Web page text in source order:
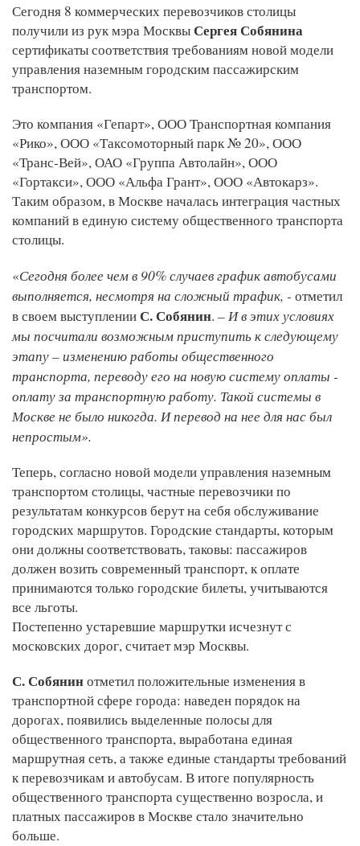
Сегодня 8 коммерческих перевозчиков столицы
получили из рук мэра МосквыСергея Собянина
сертификаты соответствия требованиям новой модели
управления наземным городским пассажирским
транспортом.
Это компания «Гепарт», ООО Транспортная компания
«Рико», ООО «Таксомоторный парк № 20», ООО
«Транс-Вей», ОАО «Группа Автолайн», ООО
«Гортакси», ООО «Альфа Грант», ООО «Автокарз».
Таким образом, в Москве началась интеграция частных
компаний в единую систему общественного транспорта
столицы.
«Сегодня более чем в 90% случаев график автобусами
выполняется, несмотря на сложный трафик, - отметил
в своем выступленииС. Собянин. – И в этих условиях
мы посчитали возможным приступить к следующему
этапу – изменению работы общественного
транспорта, переводу его на новую систему оплаты -
оплату за транспортную работу. Такой системы в
Москве не было никогда. И перевод на нее для нас был
непростым».
Теперь, согласно новой модели управления наземным
транспортом столицы, частные перевозчики по
результатам конкурсов берут на себя обслуживание
городских маршрутов. Городские стандарты, которым
они должны соответствовать, таковы: пассажиров
должен возить современный транспорт, к оплате
принимаются только городские билеты, учитываются
все льготы.
Постепенно устаревшие маршрутки исчезнут с
московских дорог, считает мэр Москвы.
С. Собянинотметил положительные изменения в
транспортной сфере города: наведен порядок на
дорогах, появились выделенные полосы для
общественного транспорта, выработана единая
маршрутная сеть, а также единые стандарты требований
к перевозчикам и автобусам. В итоге популярность
общественного транспорта существенно возросла, и
платных пассажиров в Москве стало значительно
больше.